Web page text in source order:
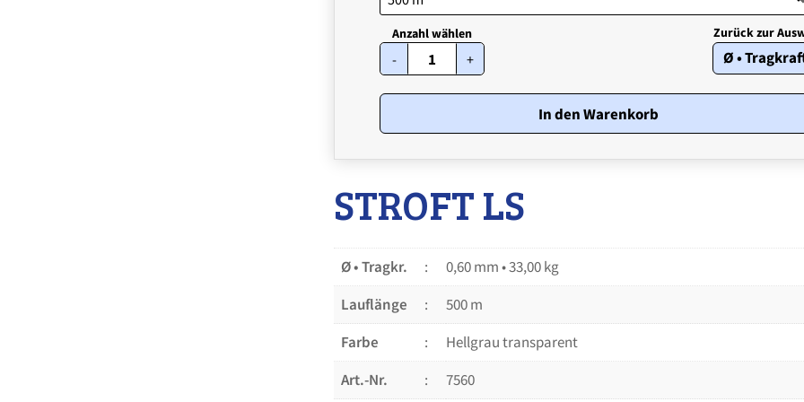
- STROFT
•
0,60
kg
+ Ø •
In den Warenkorb
STROFT LS
Ø • Tragkr.
0,60 mm • 33,00 kg
Lauflänge
500 m
Farbe
Hellgrau transparent
Art.-Nr.
7560